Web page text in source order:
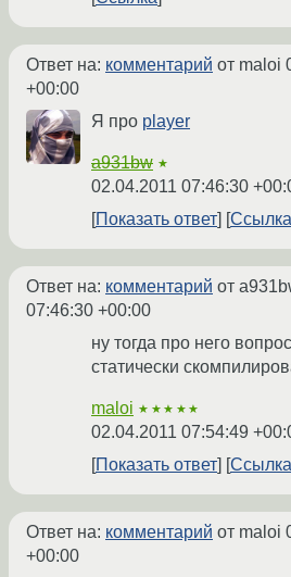
Ответ на: комментарий от maloi
+00:00
Я про player
a931bw ★
02.04.2011 07:46:30
Показать ответ Ссылка
Ответ на: комментарий от
07:46:30 +00:00
ну тогда про него
статически
maloi ★★★★★
02.04.2011 07:54:49
Показать ответ
Ссылка
Ответ на: комментарий от maloi
+00:00